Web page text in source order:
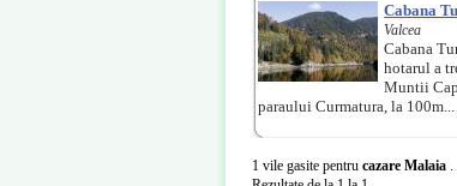
Cabana
Valcea
Cabana
hotarul a
Muntii
paraului Curmatura, la 100m...
1 vile gasite pentru cazare Malaia .